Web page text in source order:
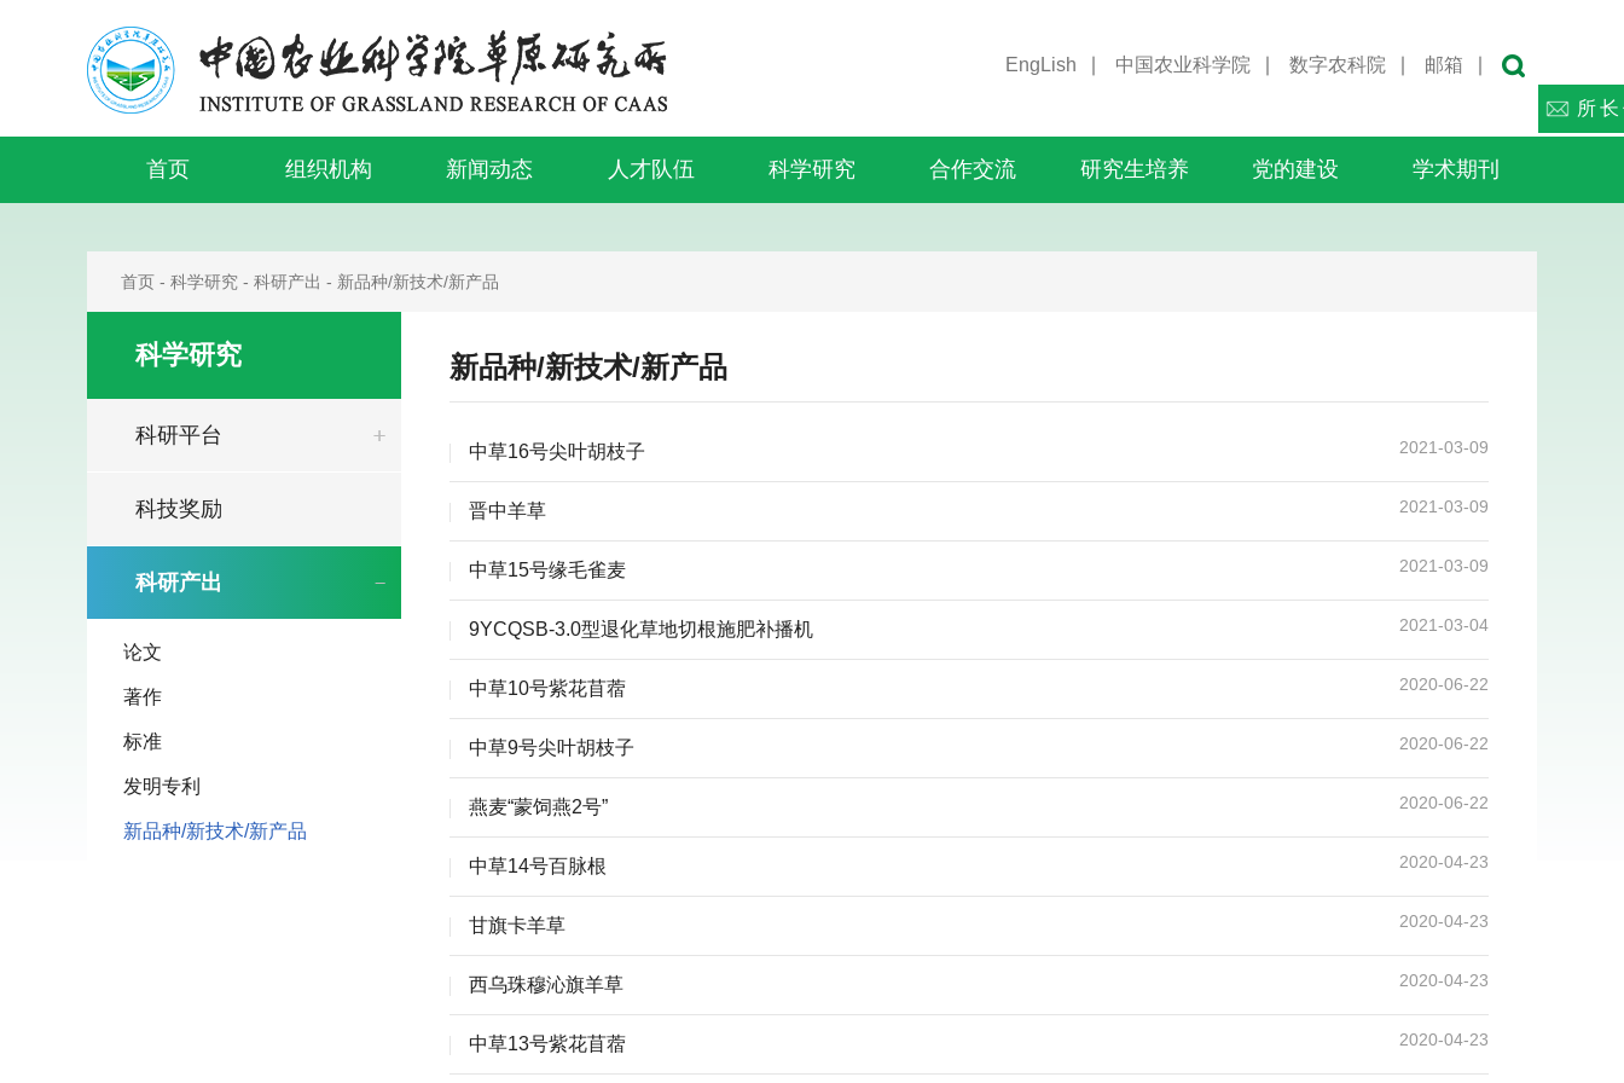
所
EngLish 中国农业科学院 数字农科院 邮箱
首页 组织机构 新闻动态 人才队伍 科学研究 合作交流 研究生培养 党的建设 学术期刊
首页 - 科学研究 - 科研产出 - 新品种/新技术/新产品
科学研究
科研平台
科技奖励
科研产出
论文
著作
标准
发明专利
新品种/新技术/新产品
新品种/新技术/新产品
2021-03-09
中草16号尖叶胡枝子
2021-03-09
晋中羊草
2021-03-09
中草15号缘毛雀麦
2021-03-04
9YCQSB-3.0型退化草地切根施肥补播机
2020-06-22
中草10号紫花苜蓿
2020-06-22
中草9号尖叶胡枝子
2020-06-22
燕麦“蒙饲燕2号”
2020-04-23
中草14号百脉根
2020-04-23
甘旗卡羊草
2020-04-23
西乌珠穆沁旗羊草
2020-04-23
中草13号紫花苜蓿